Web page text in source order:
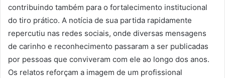
contribuindo também para o fortalecimento institucional
do tiro prático. A notícia de sua partida rapidamente
repercutiu nas redes sociais, onde diversas mensagens
de carinho e reconhecimento passaram a ser publicadas
por pessoas que conviveram com ele ao longo dos anos.
Os relatos reforçam a imagem de um profissional